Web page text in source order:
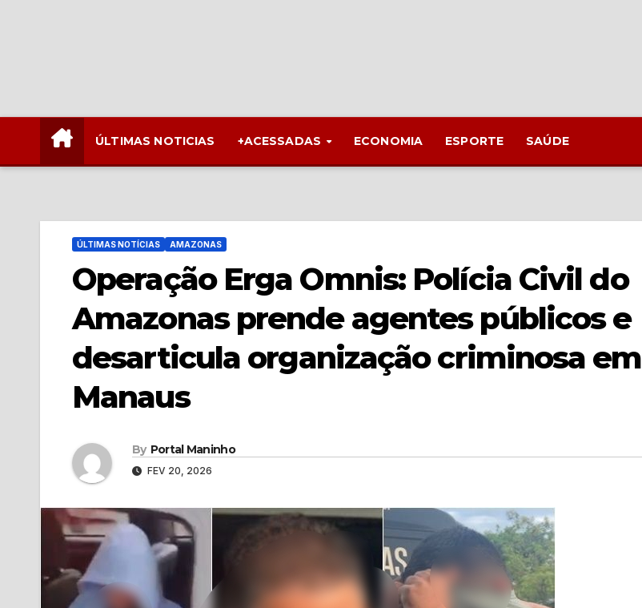
ÚLTIMAS NOTICIAS +ACESSADAS ECONOMIA ESPORTE SAÚDE
ÚLTIMAS NOTÍCIAS AMAZONAS
Operação Erga Omnis: Polícia Civil do
Amazonas prende agentes públicos e
desarticula organização criminosa em
Manaus
By Portal Maninho
FEV 20, 2026